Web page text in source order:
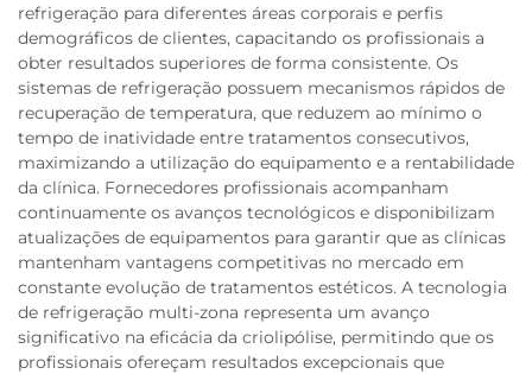
refrigeração para diferentes áreas corporais e perfis
demográficos de clientes, capacitando os profissionais a
obter resultados superiores de forma consistente. Os
sistemas de refrigeração possuem mecanismos rápidos de
recuperação de temperatura, que reduzem ao mínimo o
tempo de inatividade entre tratamentos consecutivos,
maximizando a utilização do equipamento e a rentabilidade
da clínica. Fornecedores profissionais acompanham
continuamente os avanços tecnológicos e disponibilizam
atualizações de equipamentos para garantir que as clínicas
mantenham vantagens competitivas no mercado em
constante evolução de tratamentos estéticos. A tecnologia
de refrigeração multi-zona representa um avanço
significativo na eficácia da criolipólise, permitindo que os
profissionais ofereçam resultados excepcionais que